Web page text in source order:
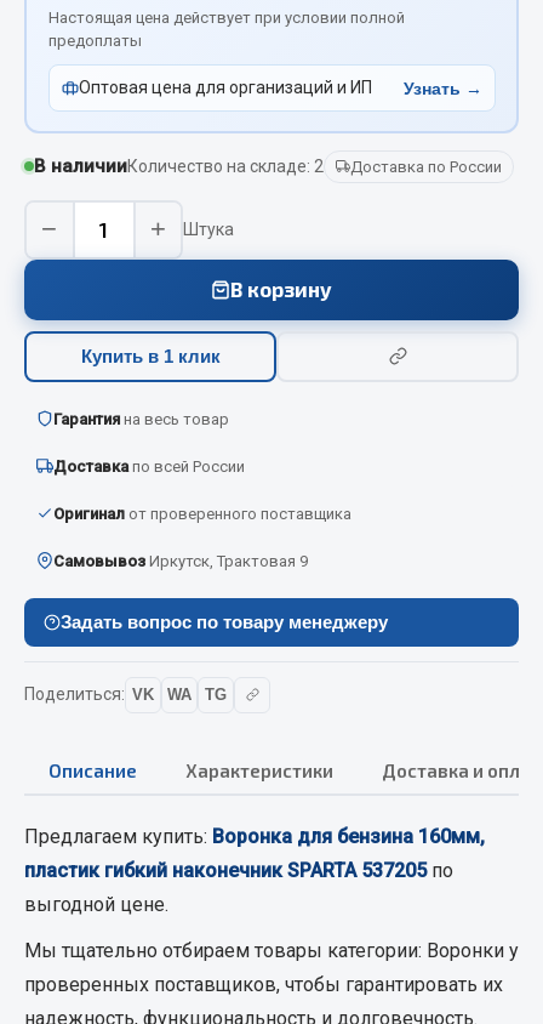
Вымпела
Показать ещё
Весь раздел
Охладжающие жидкости
Технические жидкости
Весь раздел
Болты
Кольца стопорные
Пресс-масленки
Пробки
Хомуты
Соединительные элементы
Camozzi
Адаптеры и переходники
Тройники
Настоящая цена действует при условии полной
предоплаты
Оптовая цена для организаций и ИП Узнать →
В наличииКоличество на складе: 2 Доставка по России
− + Штука
В корзину
Купить в 1 клик
Гарантия на весь товар
Доставка по всей России
Оригинал от проверенного поставщика
Самовывоз Иркутск, Трактовая 9
Задать вопрос по товару менеджеру
Поделиться: VK WA TG
Описание Характеристики Доставка и
Предлагаем купить: Воронка для бензина 160мм,
пластик гибкий наконечник SPARTA 537205по
выгодной цене.
Мы тщательно отбираем товары категории: Воронки у
проверенных поставщиков, чтобы гарантировать их
надежность, функциональность и долговечность.